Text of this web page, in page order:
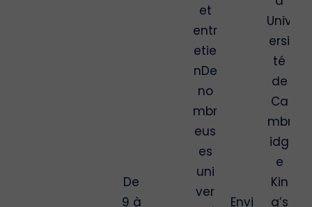
De
9 à
et
entr
etie
nDe
no
mbr
eus
es
uni
ver
Envi
Univ
ersi
té
de
Ca
mbr
idg
e
Kin
g’s